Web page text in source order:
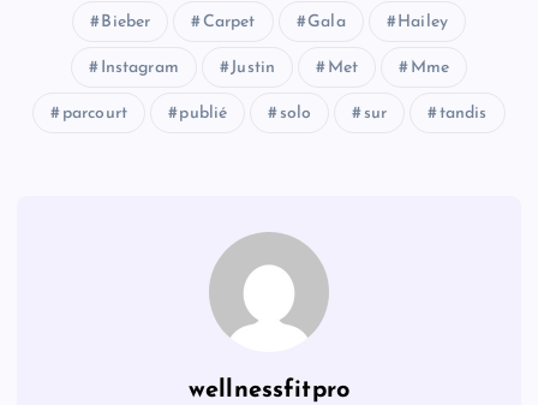
Bieber Carpet Gala Hailey
Instagram Justin Met Mme
parcourt publié solo sur tandis
wellnessfitpro